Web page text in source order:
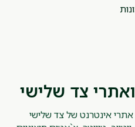
צד שלישי
אינטרנט של צד שלישי